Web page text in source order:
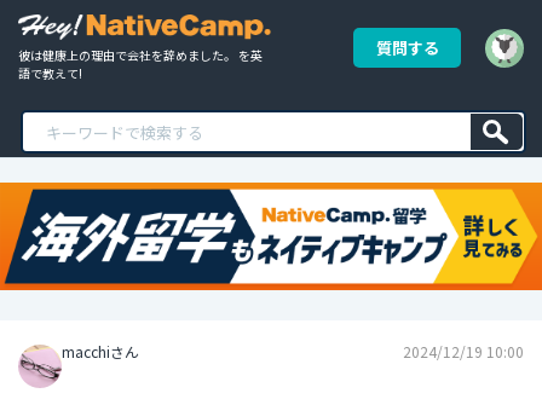
彼は健康上の理由で会社を辞めました。 を英
語で教えて!
質問する
macchiさん 2024/12/19 10:00